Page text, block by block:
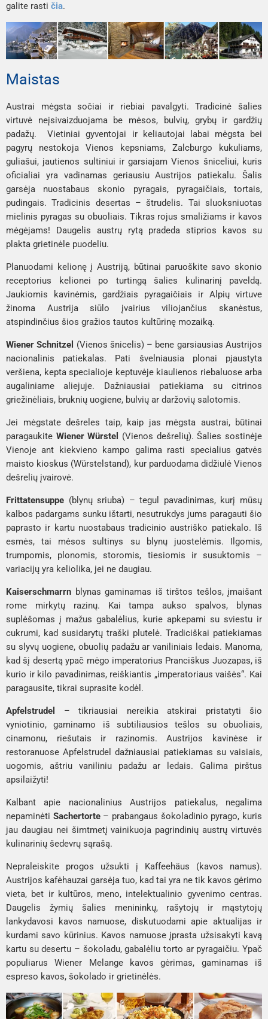
galite rasti čia.
Maistas
Austrai mėgsta sočiai ir riebiai pavalgyti. Tradicinė šalies
virtuvė neįsivaizduojama be mėsos, bulvių, grybų ir gardžių
padažų. Vietiniai gyventojai ir keliautojai labai mėgsta bei
pagyrų nestokoja Vienos kepsniams, Zalcburgo kukuliams,
guliašui, jautienos sultiniui ir garsiajam Vienos šniceliui, kuris
oficialiai yra vadinamas geriausiu Austrijos patiekalu. Šalis
garsėja nuostabaus skonio pyragais, pyragaičiais, tortais,
pudingais. Tradicinis desertas – štrudelis. Tai sluoksniuotas
mielinis pyragas su obuoliais. Tikras rojus smaližiams ir kavos
mėgėjams! Daugelis austrų rytą pradeda stiprios kavos su
plakta grietinėle puodeliu.
Planuodami kelionę į Austriją, būtinai paruoškite savo skonio
receptorius kelionei po turtingą šalies kulinarinį paveldą.
Jaukiomis kavinėmis, gardžiais pyragaičiais ir Alpių virtuve
žinoma Austrija siūlo įvairius viliojančius skanėstus,
atspindinčius šios gražios tautos kultūrinę mozaiką.
Wiener Schnitzel (Vienos šnicelis)– bene garsiausias Austrijos
nacionalinis patiekalas. Pati švelniausia plonai pjaustyta
veršiena, kepta specialioje keptuvėje kiaulienos riebaluose arba
augaliniame aliejuje. Dažniausiai patiekiama su citrinos
griežinėliais, bruknių uogiene, bulvių ar daržovių salotomis.
Jei mėgstate dešreles taip, kaip jas mėgsta austrai, būtinai
paragaukite Wiener Würstel (Vienos dešrelių). Šalies sostinėje
Vienoje ant kiekvieno kampo galima rasti specialius gatvės
maisto kioskus (Würstelstand), kur parduodama didžiulė Vienos
dešrelių įvairovė.
Frittatensuppe (blynų sriuba) – tegul pavadinimas, kurį mūsų
kalbos padargams sunku ištarti, nesutrukdys jums paragauti šio
paprasto ir kartu nuostabaus tradicinio austriško patiekalo. Iš
esmės, tai mėsos sultinys su blynų juostelėmis. Ilgomis,
trumpomis, plonomis, storomis, tiesiomis ir susuktomis –
variacijų yra keliolika, jei ne daugiau.
Kaiserschmarrn blynas gaminamas iš tirštos tešlos, įmaišant
rome mirkytų razinų. Kai tampa aukso spalvos, blynas
suplėšomas į mažus gabalėlius, kurie apkepami su sviestu ir
cukrumi, kad susidarytų traški plutelė. Tradiciškai patiekiamas
su slyvų uogiene, obuolių padažu ar vaniliniais ledais. Manoma,
kad šį desertą ypač mėgo imperatorius Pranciškus Juozapas, iš
kurio ir kilo pavadinimas, reiškiantis „imperatoriaus vaišės“. Kai
paragausite, tikrai suprasite kodėl.
Apfelstrudel – tikriausiai nereikia atskirai pristatyti šio
vyniotinio, gaminamo iš subtiliausios tešlos su obuoliais,
cinamonu, riešutais ir razinomis. Austrijos kavinėse ir
restoranuose Apfelstrudel dažniausiai patiekiamas su vaisiais,
uogomis, aštriu vaniliniu padažu ar ledais. Galima pirštus
apsilaižyti!
Kalbant apie nacionalinius Austrijos patiekalus, negalima
nepaminėti Sachertorte – prabangaus šokoladinio pyrago, kuris
jau daugiau nei šimtmetį vainikuoja pagrindinių austrų virtuvės
kulinarinių šedevrų sąrašą.
Nepraleiskite progos užsukti į Kaffeehäus (kavos namus).
Austrijos kafėhauzai garsėja tuo, kad tai yra ne tik kavos gėrimo
vieta, bet ir kultūros, meno, intelektualinio gyvenimo centras.
Daugelis žymių šalies menininkų, rašytojų ir mąstytojų
lankydavosi kavos namuose, diskutuodami apie aktualijas ir
kurdami savo kūrinius. Kavos namuose įprasta užsisakyti kavą
kartu su desertu – šokoladu, gabalėliu torto ar pyragaičiu. Ypač
populiarusWiener Melangekavos gėrimas, gaminamas iš
espreso kavos, šokolado ir grietinėlės.